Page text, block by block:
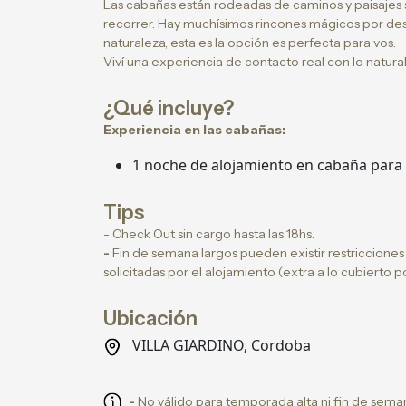
Las cabañas están rodeadas de caminos y
recorrer. Hay muchísimos rincones mágicos por
naturaleza, esta es la opción es perfecta para vos.
Viví una experiencia de contacto real con lo
¿Qué incluye?
Experiencia en las cabañas:
1 noche de alojamiento en cabaña
Tips
- Check Out sin cargo hasta las 18hs.
- Fin de semana largos pueden existir
solicitadas por el alojamiento (extra a lo cubierto
Ubicación
VILLA GIARDINO, Cordoba
- No válido para temporada alta ni fin de